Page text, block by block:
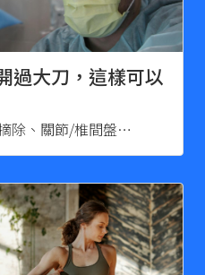
過大刀，這樣可以
除、關節/椎間盤…